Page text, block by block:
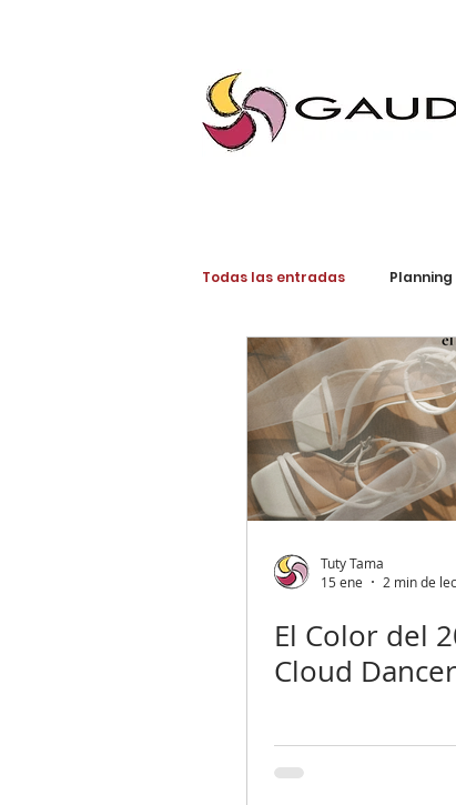
"Gaudium, Eventos Corporativos, Wedding Planner, Eventos, Quito"
Todas las entradas
Planning Social
Tendencias de Bodas
Tuty Tama
15 ene
2 min de
El Color del
Cloud Dancer